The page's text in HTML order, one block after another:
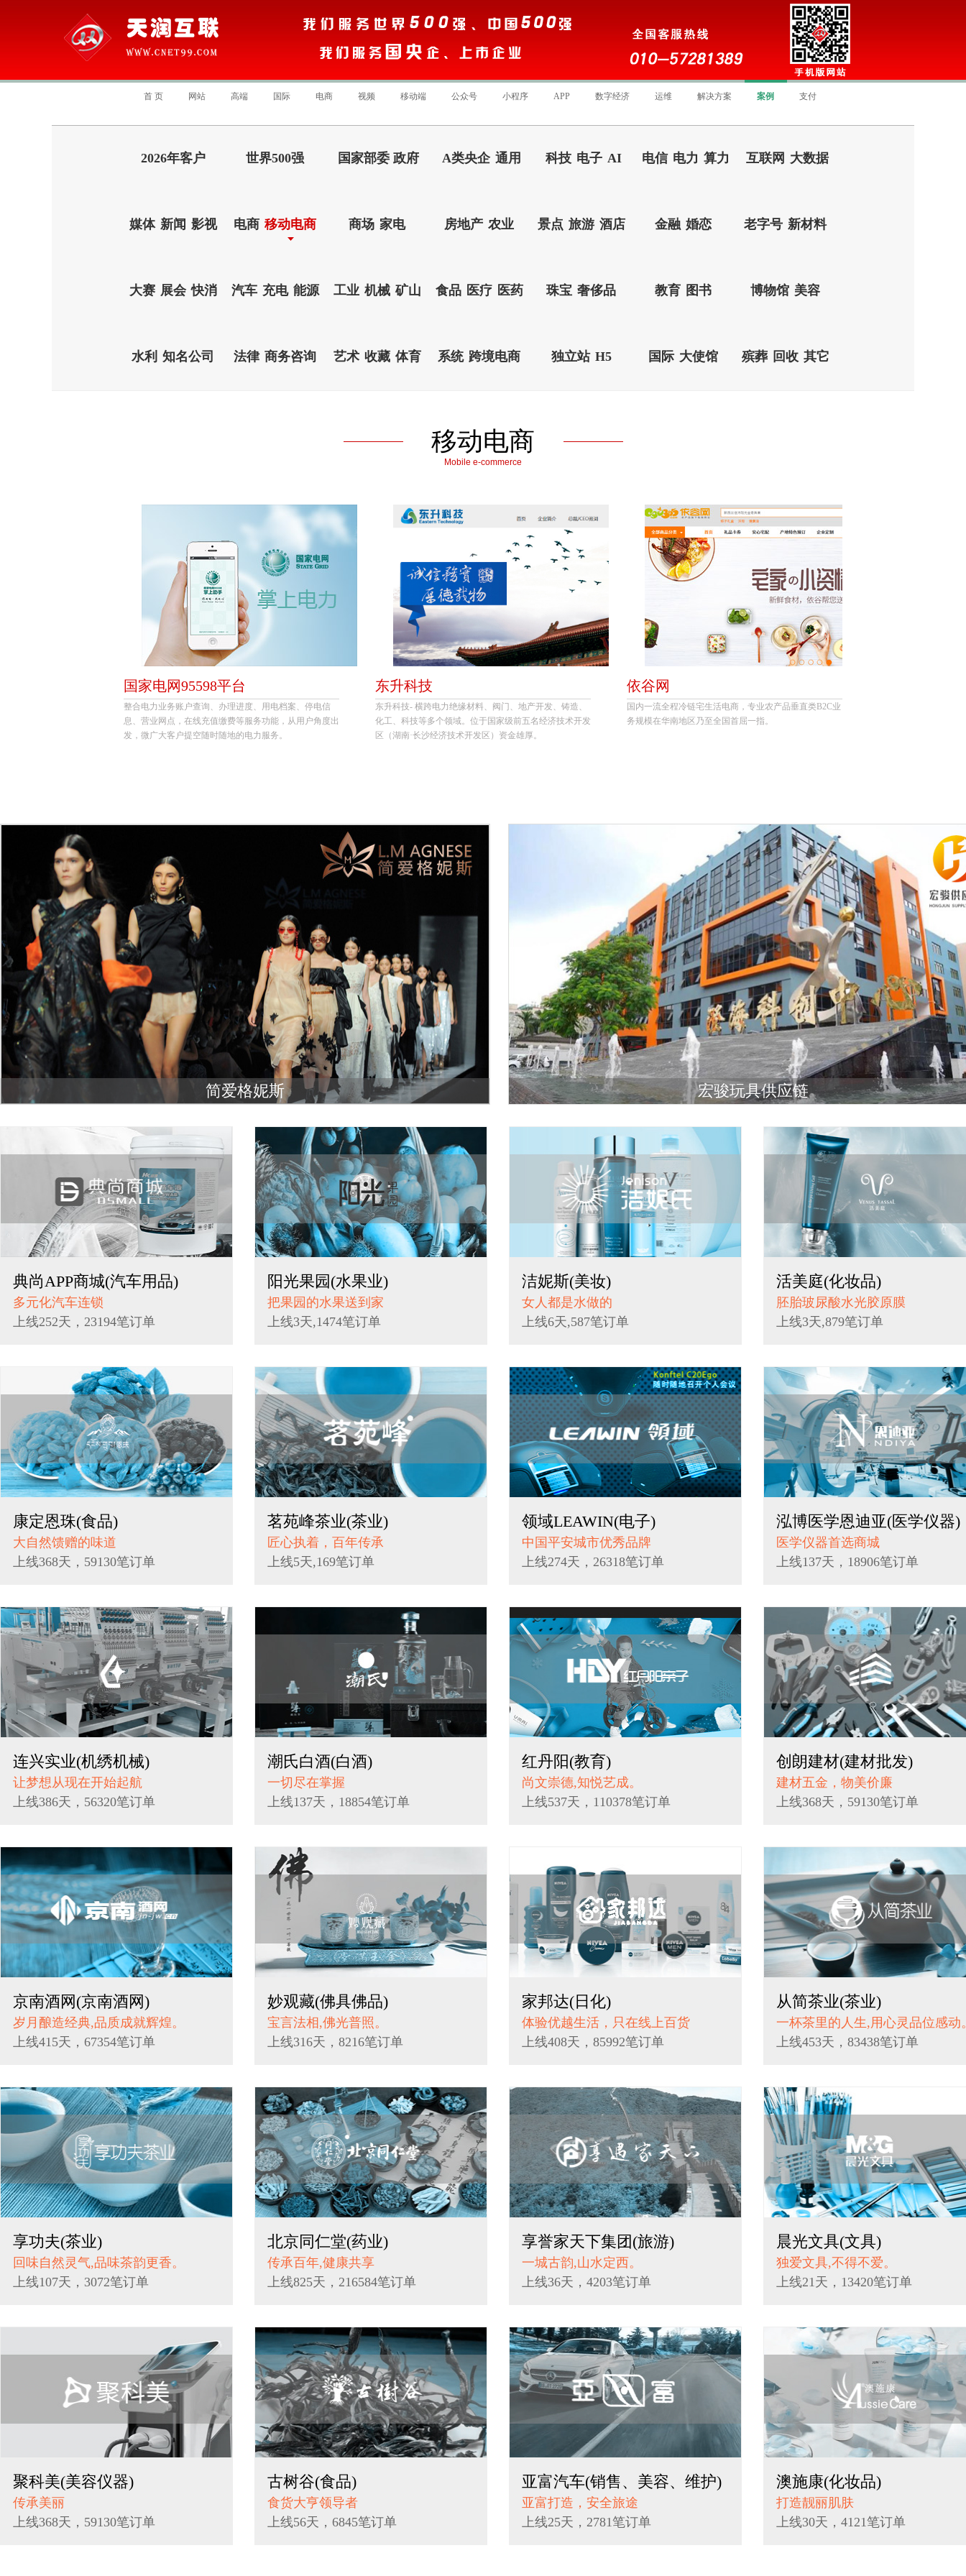
首 页 网站 高端 国际 电商 视频 移动端 公众号 小程序 APP 数字经济 运维 解决方案 案例 支付
2026年客户 世界500强 国家部委 政府 A类央企 通用 科技 电子 AI 电信 电力 算力 互联网 大数据
媒体 新闻 影视 电商 移动电商 商场 家电 房地产 农业 景点 旅游 酒店 金融 婚恋 老字号 新材料
大赛 展会 快消 汽车 充电 能源 工业 机械 矿山 食品 医疗 医药 珠宝 奢侈品 教育 图书 博物馆 美容
水利 知名公司 法律 商务咨询 艺术 收藏 体育 系统 跨境电商 独立站 H5 国际 大使馆 殡葬 回收 其它
移动电商
Mobile e-commerce
国家电网95598平台
整合电力业务账户查询、办理进度、用电档案、停电信
息、营业网点，在线充值缴费等服务功能，从用户角度出
发，微广大客户提空随时随地的电力服务。
东升科技
东升科技- 横跨电力绝缘材料、阀门、地产开发、铸造、
化工、科技等多个领域。位于国家级前五名经济技术开发
区（湖南·长沙经济技术开发区）资金雄厚。
依谷网
国内一流全程冷链宅生活电商，专业农产品垂直类B2C业
务规模在华南地区乃至全国首屈一指。
简爱格妮斯 宏骏玩具供应链
典尚APP商城(汽车用品)
多元化汽车连锁
上线252天，23194笔订单
阳光果园(水果业)
把果园的水果送到家
上线3天,1474笔订单
洁妮斯(美妆)
女人都是水做的
上线6天,587笔订单
活美庭(化妆品)
胚胎玻尿酸水光胶原膜
上线3天,879笔订单
康定恩珠(食品)
大自然馈赠的味道
上线368天，59130笔订单
茗苑峰茶业(茶业)
匠心执着，百年传承
上线5天,169笔订单
领域LEAWIN(电子)
中国平安城市优秀品牌
上线274天，26318笔订单
泓博医学恩迪亚(医学仪器)
医学仪器首选商城
上线137天，18906笔订单
连兴实业(机绣机械)
让梦想从现在开始起航
上线386天，56320笔订单
潮氏白酒(白酒)
一切尽在掌握
上线137天，18854笔订单
红丹阳(教育)
尚文崇德,知悦艺成。
上线537天，110378笔订单
创朗建材(建材批发)
建材五金，物美价廉
上线368天，59130笔订单
京南酒网(京南酒网)
岁月酿造经典,品质成就辉煌。
上线415天，67354笔订单
妙观藏(佛具佛品)
宝言法相,佛光普照。
上线316天，8216笔订单
家邦达(日化)
体验优越生活，只在线上百货
上线408天，85992笔订单
从简茶业(茶业)
一杯茶里的人生,用心灵品位感动
上线453天，83438笔订单
享功夫(茶业)
回味自然灵气,品味茶韵更香。
上线107天，3072笔订单
北京同仁堂(药业)
传承百年,健康共享
上线825天，216584笔订单
享誉家天下集团(旅游)
一城古韵,山水定西。
上线36天，4203笔订单
晨光文具(文具)
独爱文具,不得不爱。
上线21天，13420笔订单
聚科美(美容仪器)
传承美丽
上线368天，59130笔订单
古树谷(食品)
食货大亨领导者
上线56天，6845笔订单
亚富汽车(销售、美容、维护)
亚富打造，安全旅途
上线25天，2781笔订单
澳施康(化妆品)
打造靓丽肌肤
上线30天，4121笔订单